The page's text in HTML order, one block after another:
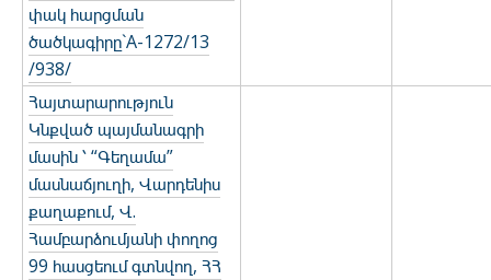
փակ հարցման
ծածկագիրը`A-1272/13
/938/
Հայտարարություն
Կնքված պայմանագրի
մասին ՝ “Գեղամա”
մասնաճյուղի, Վարդենիս
քաղաքում, Վ.
Համբարձումյանի փողոց
99 հասցեում գտնվող, ՀՀ